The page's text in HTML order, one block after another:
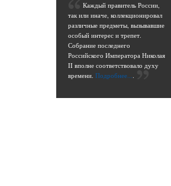
Каждый правитель России,
так или иначе, коллекционировал
различные предметы, вызывавшие
особый интерес и трепет.
Собрание последнего
Российского Императора Николая
II вполне соответствовало духу
времени. Подробнее....